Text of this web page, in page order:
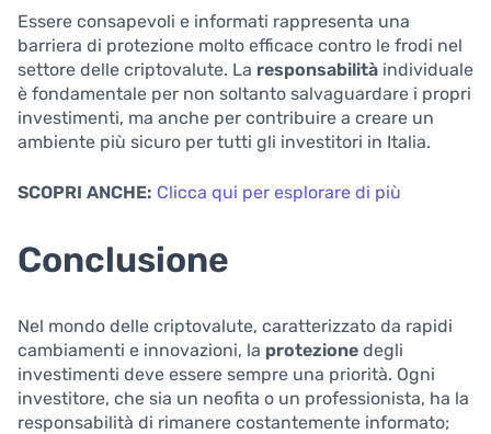
Essere consapevoli e informati rappresenta una
barriera di protezione molto efficace contro le frodi nel
settore delle criptovalute. La responsabilità individuale
è fondamentale per non soltanto salvaguardare i propri
investimenti, ma anche per contribuire a creare un
ambiente più sicuro per tutti gli investitori in Italia.
SCOPRI ANCHE: Clicca qui per esplorare di più
Conclusione
Nel mondo delle criptovalute, caratterizzato da rapidi
cambiamenti e innovazioni, la protezione degli
investimenti deve essere sempre una priorità. Ogni
investitore, che sia un neofita o un professionista, ha la
responsabilità di rimanere costantemente informato;